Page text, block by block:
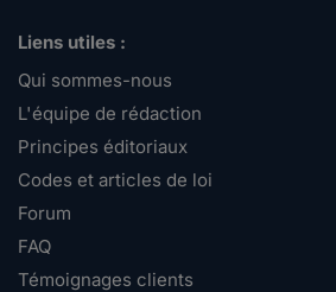
Liens utiles :
Qui sommes-nous
L'équipe de rédaction
Principes éditoriaux
Codes et articles de loi
Forum
FAQ
Témoignages clients